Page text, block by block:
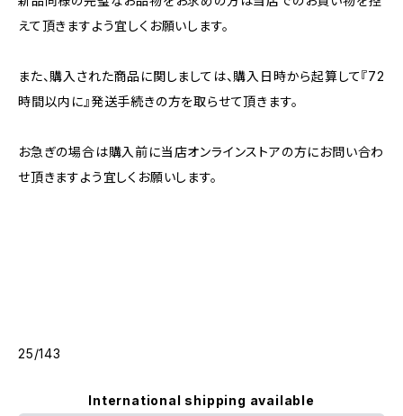
えて頂きますよう宜しくお願いします。
また、購入された商品に関しましては、購入日時から起算して『72
時間以内に』発送手続きの方を取らせて頂きます。
お急ぎの場合は購入前に当店オンラインストアの方にお問い合わ
せ頂きますよう宜しくお願いします。
25/143
International shipping available